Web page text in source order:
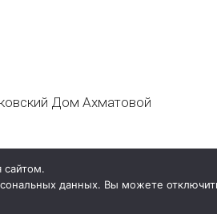
Дом Ахматовой
сайтом.
данных. Вы можете